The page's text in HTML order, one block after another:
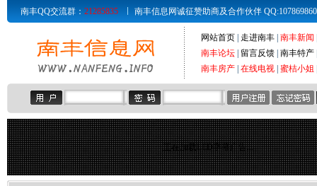
南丰QQ交流群： 21285835 南丰信息网诚征赞助商及合作伙伴
网站首页 走进南丰 南丰新闻
南丰论坛
留言反馈 南丰特产
南丰房产 在线电视 蜜桔小姐
正在加载LED字幕广告...